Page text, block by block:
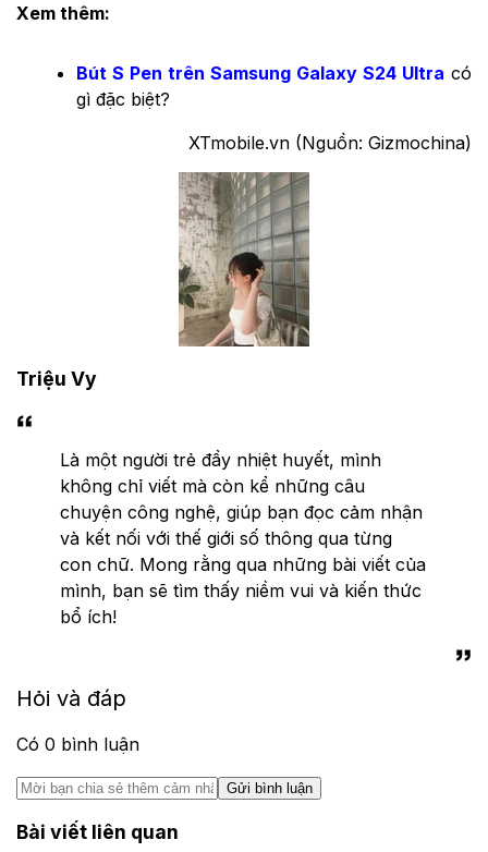
Xem thêm:
Bút S Pen trên Samsung Galaxy S24 Ultra có
gì đặc biệt?
XTmobile.vn (Nguồn: Gizmochina)
Triệu Vy
Là một người trẻ đầy nhiệt huyết, mình
không chỉ viết mà còn kể những câu
chuyện công nghệ, giúp bạn đọc cảm nhận
và kết nối với thế giới số thông qua từng
con chữ. Mong rằng qua những bài viết của
mình, bạn sẽ tìm thấy niềm vui và kiến thức
bổ ích!
Hỏi và đáp
Có 0 bình luận
Gửi bình luận
Bài viết liên quan